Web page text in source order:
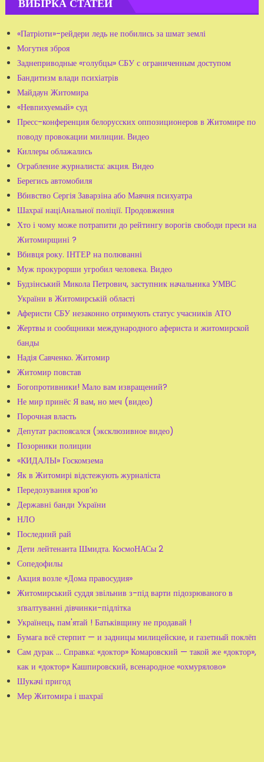
ВИБІРКА СТАТЕЙ
«Патріоти»-рейдери ледь не побились за шмат землі
Могутня зброя
Заднеприводные «голубцы» СБУ с ограниченным доступом
Бандитизм влади психіатрів
Майдаун Житомира
«Невпихуемый» суд
Пресс-конференция белорусских оппозиционеров в Житомире по
поводу провокации милиции. Видео
Киллеры облажались
Ограбление журналиста: акция. Видео
Берегись автомобиля
Вбивство Сергія Заварзіна або Маячня психуатра
Шахраї націАнальної поліції. Продовження
Хто і чому може потрапити до рейтингу ворогів свободи преси на
Житомирщині ?
Вбивця року. ІНТЕР на полюванні
Муж прокурорши угробил человека. Видео
Будзінський Микола Петрович, заступник начальника УМВС
України в Житомирській області
Аферисти СБУ незаконно отримують статус учасників АТО
Жертвы и сообщники международного афериста и житомирской
банды
Надія Савченко. Житомир
Житомир повстав
Богопротивники! Мало вам извращений?
Не мир принёс Я вам, но меч (видео)
Порочная власть
Депутат распоясался (эксклюзивное видео)
Позорники полиции
«КИДАЛЫ» Госкомзема
Як в Житомирі відстежують журналіста
Передозування кров’ю
Державні банди України
НЛО
Последний рай
Дети лейтенанта Шмидта. КосмоНАСы 2
Сопедофилы
Акция возле «Дома правосудия»
Житомирський суддя звільнив з-під варти підозрюваного в
зґвалтуванні дівчинки-підлітка
Українець, пам'ятай ! Батьківщину не продавай !
Бумага всё стерпит — и задницы милицейские, и газетный поклёп
Сам дурак ... Справка: «доктор» Комаровский — такой же «доктор»,
как и «доктор» Кашпировский, всенародное «охмурялово»
Шукачі пригод
Мер Житомира і шахраї